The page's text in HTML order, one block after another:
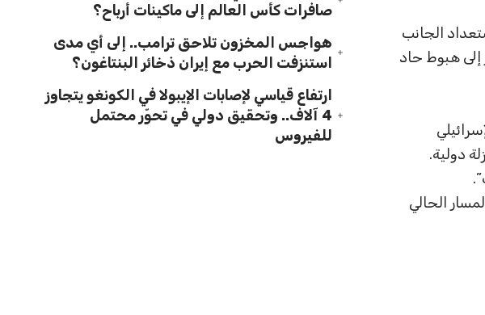
الجانب
إلى هبوط حاد
دولية.
الحالي
صافرات كأس العالم إلى ماكينات أرباح؟
هواجس المخزون تلاحق ترامب.. إلى أي مدى
استنزفت الحرب مع إيران ذخائر البنتاغون؟
ارتفاع قياسي لإصابات الإيبولا في الكونغو يتجاوز
4 آلاف.. وتحقيق دولي في تحوّر محتمل
للفيروس